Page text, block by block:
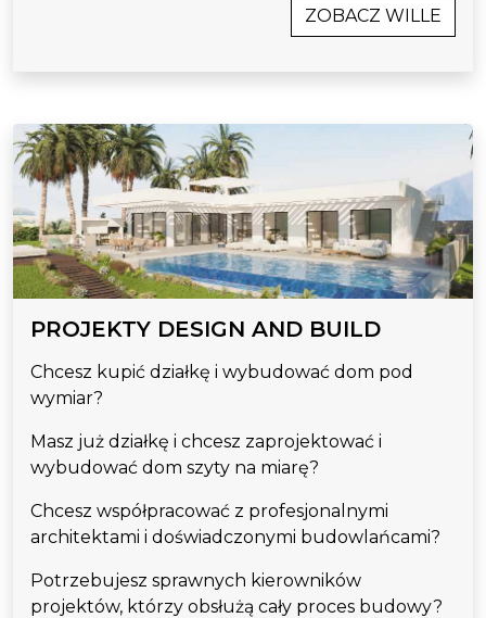
ZOBACZ WILLE
PROJEKTY DESIGN AND BUILD
Chcesz kupić działkę i wybudować dom pod
wymiar?
Masz już działkę i chcesz zaprojektować i
wybudować dom szyty na miarę?
Chcesz współpracować z profesjonalnymi
architektami i doświadczonymi budowlańcami?
Potrzebujesz sprawnych kierowników
projektów, którzy obsłużą cały proces budowy?